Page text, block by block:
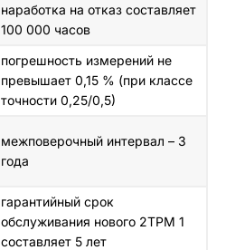
наработка на отказ составляет
100 000 часов
погрешность измерений не
превышает 0,15 % (при классе
точности 0,25/0,5)
межповерочный интервал – 3
года
гарантийный срок
обслуживания нового 2ТРМ 1
составляет 5 лет